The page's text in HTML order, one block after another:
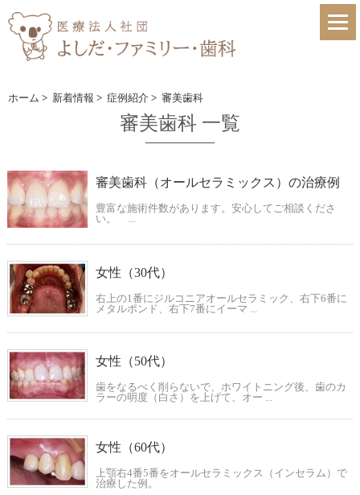
ホーム > 新着情報 > 症例紹介 > 審美歯科
審美歯科 一覧
審美歯科（オールセラミックス）の治療例
豊富な施術件数があります。安心してご相談くださ
い。 ...
女性（30代）
右上の1番にジルコニアオールセラミック、右下6番に
メタルポンド、右下7番にイーマ ...
女性（50代）
歯をなるべく削らないで、ホワイトニング後、歯のカ
ラーの明度（白さ）を上げて、オー ...
女性（60代）
上顎右4番5番をオールセラミックス（インセラム）で
治療した例。